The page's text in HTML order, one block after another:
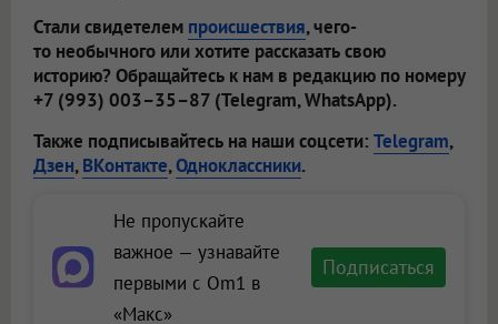
Стали свидетелем происшествия, чего-
то необычного или хотите рассказать свою
историю? Обращайтесь к нам в редакцию по номеру
+7 (993) 003–35–87 (Telegram, WhatsApp).
Также подписывайтесь на наши соцсети: Telegram,
Дзен,ВКонтакте,Одноклассники.
Не пропускайте
важное — узнавайте
первыми с Om1 в
«Макс»
Подписаться